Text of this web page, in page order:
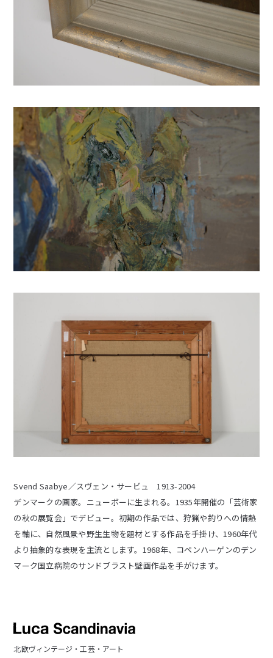
Svend Saabye／スヴェン・サービュ 1913-2004
デンマークの画家。ニューボーに生まれる。1935年開催の「芸術家
の秋の展覧会」でデビュー。初期の作品では、狩猟や釣りへの情熱
を軸に、自然風景や野生生物を題材とする作品を手掛け、1960年代
より抽象的な表現を主流とします。1968年、コペンハーゲンのデン
マーク国立病院のサンドブラスト壁画作品を手がけます。
北欧ヴィンテージ・工芸・アート